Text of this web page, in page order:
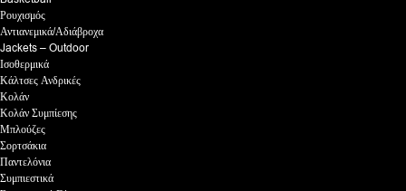
Ρουχισμός
Αντιανεμικά/Αδιάβροχα
Jackets – Outdoor
Ισοθερμικά
Κάλτσες Ανδρικές
Κολάν
Κολάν Συμπίεσης
Μπλούζες
Σορτσάκια
Παντελόνια
Συμπιεστικά